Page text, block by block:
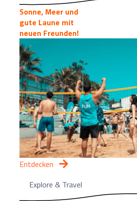
Sonne, Meer und
gute Laune mit
neuen Freunden!
Entdecken
Explore & Travel